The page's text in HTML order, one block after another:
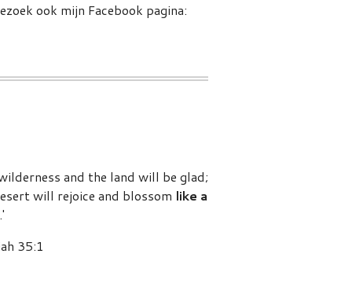
ook mijn Facebook pagina:
and the land will be glad;
will rejoice and blossom like a
.'
35:1